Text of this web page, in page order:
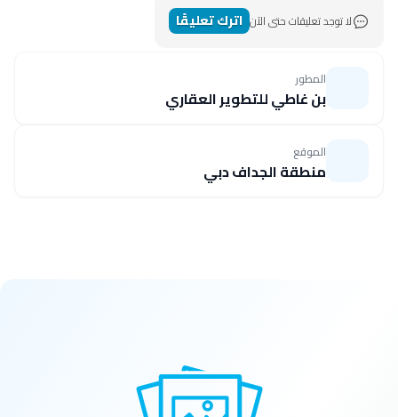
لا توجد تعليقات حتى الآن اترك تعليقًا
المطور
بن غاطي للتطوير العقاري
الموقع
منطقة الجداف دبي